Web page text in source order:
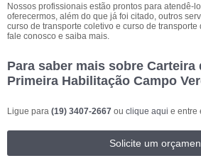
Nossos profissionais estão prontos para atendê-
oferecermos, além do que já foi citado, outros
curso de transporte coletivo e curso de transporte
fale conosco e saiba mais.
Para saber mais sobre Carteira
Primeira Habilitação Campo
Ligue para (19) 3407-2667 ou clique aqui e entre
Solicite um